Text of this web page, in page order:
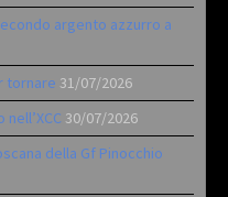
argento azzurro a
tornare 31/07/2026
30/07/2026
della Gf Pinocchio